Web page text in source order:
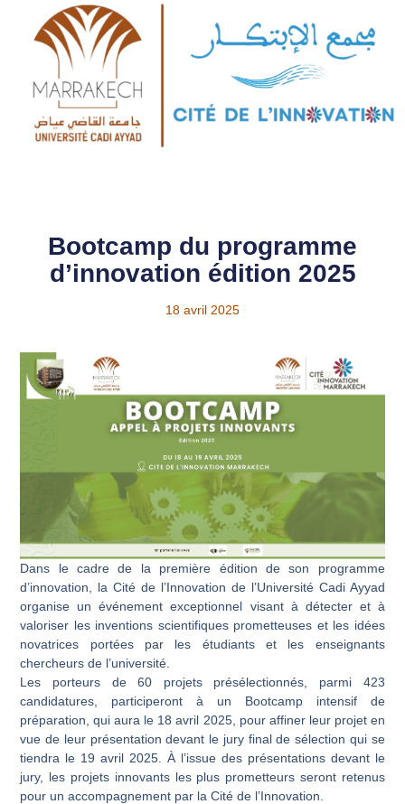
Bootcamp du programme
d’innovation édition 2025
18 avril 2025
Dans le cadre de la première édition de son programme
d’innovation, la Cité de l’Innovation de l’Université Cadi Ayyad
organise un événement exceptionnel visant à détecter et à
valoriser les inventions scientifiques prometteuses et les idées
novatrices portées par les étudiants et les enseignants
chercheurs de l’université.
Les porteurs de 60 projets présélectionnés, parmi 423
candidatures, participeront à un Bootcamp intensif de
préparation, qui aura le 18 avril 2025, pour affiner leur projet en
vue de leur présentation devant le jury final de sélection qui se
tiendra le 19 avril 2025. À l’issue des présentations devant le
jury, les projets innovants les plus prometteurs seront retenus
pour un accompagnement par la Cité de l’Innovation.